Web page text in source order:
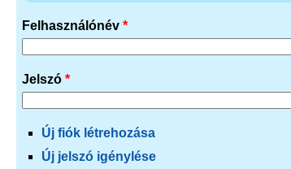
Felhasználónév *
Jelszó *
Új fiók létrehozása
Új jelszó igénylése